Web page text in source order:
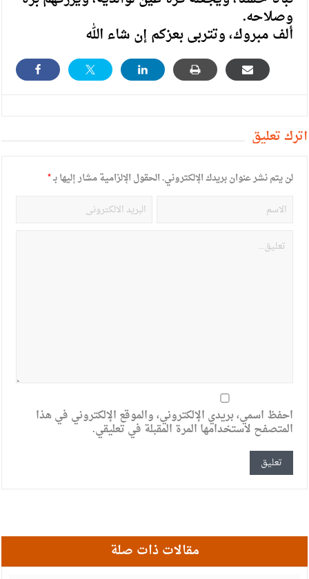
وصلاحه.
ألف مبروك، وتتربى بعزكم إن شاء الله
أترك تعليق
لن يتم نشر عنوان بريدك الإلكتروني.الحقول الإلزامية مشار إليها بـ*
احفظ اسمي، بريدي الإلكتروني، والموقع الإلكتروني في هذا
المتصفح لاستخدامها المرة المقبلة في تعليقي.
مقالات ذات صلة